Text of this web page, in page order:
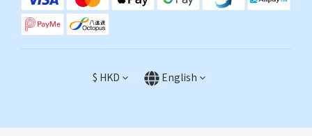
$ HKD English